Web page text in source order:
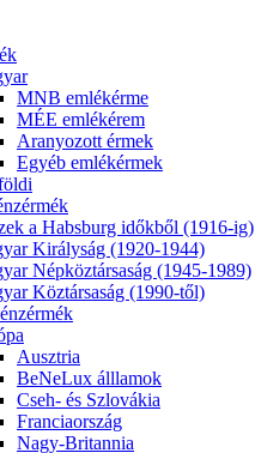
MNB emlékérme
MÉE emlékérem
Aranyozott érmek
Egyéb emlékérmek
a Habsburg időkből (1916-ig)
Királyság (1920-1944)
Népköztársaság (1945-1989)
Köztársaság (1990-től)
Ausztria
BeNeLux álllamok
Cseh- és Szlovákia
Franciaország
Nagy-Britannia